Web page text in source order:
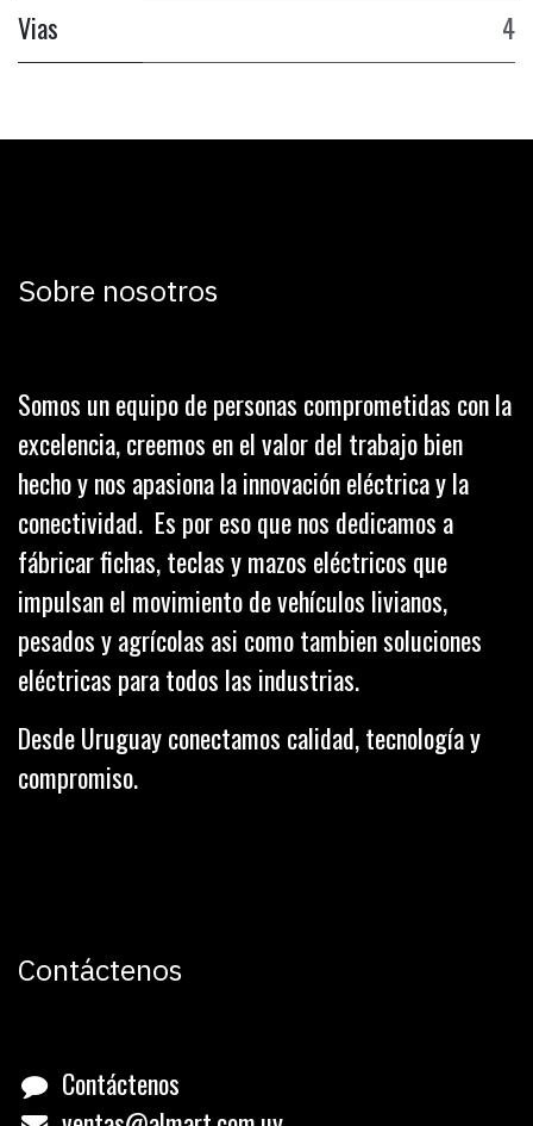
Vias
4
Sobre nosotros
Somos un equipo de personas comprometidas con la
excelencia, creemos en el valor del trabajo bien
hecho y nos apasiona la innovación eléctrica y la
conectividad. Es por eso que nos dedicamos a
fábricar fichas, teclas y mazos eléctricos que
impulsan el movimiento de vehículos livianos,
pesados y agrícolas asi como tambien soluciones
eléctricas para todos las industrias.
Desde Uruguay conectamos calidad, tecnología y
compromiso.
Contáctenos
Contáctenos